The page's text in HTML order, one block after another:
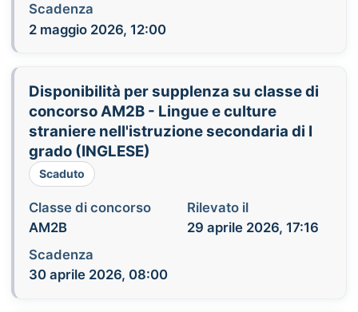
Scadenza
2 maggio 2026, 12:00
Disponibilità per supplenza su classe di
concorso AM2B - Lingue e culture
straniere nell'istruzione secondaria di I
grado (INGLESE)
Scaduto
Classe di concorso
AM2B
Rilevato il
29 aprile 2026, 17:16
Scadenza
30 aprile 2026, 08:00